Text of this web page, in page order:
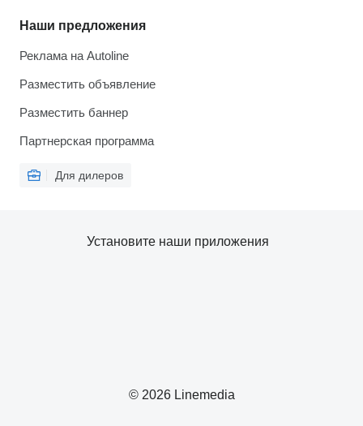
Наши предложения
Реклама на Autoline
Разместить объявление
Разместить баннер
Партнерская программа
Для дилеров
© 2026 Linemedia
Установите наши приложения